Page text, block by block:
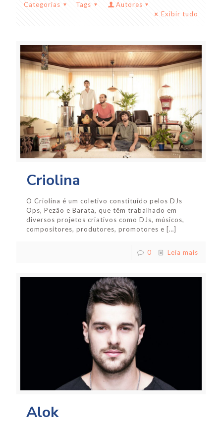
Categorias Tags
Autores
Exibir tudo
Criolina
O Criolina é um coletivo constituído pelos DJs
Ops, Pezão e Barata, que têm trabalhado em
diversos projetos criativos como DJs, músicos,
compositores, produtores, promotores e […]
0 Leia mais
Alok